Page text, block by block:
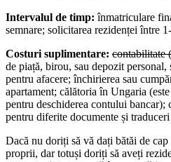
Intervalul de timp:înmatriculare
semnare; solicitarea rezidenței între
Costuri suplimentare: contabilitate
de piață, birou, sau depozit personal,
pentru afacere; închirierea sau
apartament; călătoria în Ungaria
pentru deschiderea contului bancar);
pentru diferite documente și
Dacă nu doriți să vă dați bătăi de
proprii, dar totuși doriți să aveți